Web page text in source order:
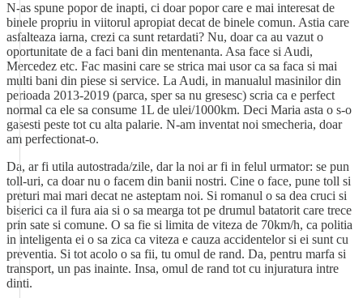
N-as spune popor de inapti, ci doar popor care e mai interesat de
binele propriu in viitorul apropiat decat de binele comun. Astia care
asfalteaza iarna, crezi ca sunt retardati? Nu, doar ca au vazut o
oportunitate de a faci bani din mentenanta. Asa face si Audi,
Mercedez etc. Fac masini care se strica mai usor ca sa faca si mai
multi bani din piese si service. La Audi, in manualul masinilor din
perioada 2013-2019 (parca, sper sa nu gresesc) scria ca e perfect
normal ca ele sa consume 1L de ulei/1000km. Deci Maria asta o s-o
gasesti peste tot cu alta palarie. N-am inventat noi smecheria, doar
am perfectionat-o.
Da, ar fi utila autostrada/zile, dar la noi ar fi in felul urmator: se pun
toll-uri, ca doar nu o facem din banii nostri. Cine o face, pune toll si
preturi mai mari decat ne asteptam noi. Si romanul o sa dea cruci si
biserici ca il fura aia si o sa mearga tot pe drumul batatorit care trece
prin sate si comune. O sa fie si limita de viteza de 70km/h, ca politia
in inteligenta ei o sa zica ca viteza e cauza accidentelor si ei sunt cu
preventia. Si tot acolo o sa fii, tu omul de rand. Da, pentru marfa si
transport, un pas inainte. Insa, omul de rand tot cu injuratura intre
dinti.